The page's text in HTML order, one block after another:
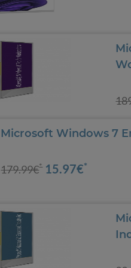
Microsoft Windows 7
179.99€* 15.97€*